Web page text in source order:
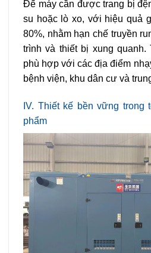
Đế máy cần được trang bị
su hoặc lò xo, với hiệu quả
80%, nhằm hạn chế truyền
trình và thiết bị xung
phù hợp với các địa điểm
bệnh viện, khu dân cư và
IV. Thiết kế bền vững trong
phẩm